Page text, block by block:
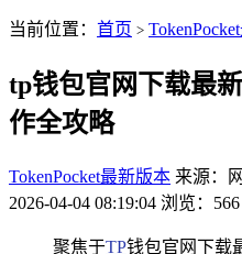
当前位置： 首页 >
tp钱包官网下载最
作全攻略
TokenPocket最新版本 来源：
2026-04-04 08:19:04 浏览：566
聚焦于TP钱包官网下载